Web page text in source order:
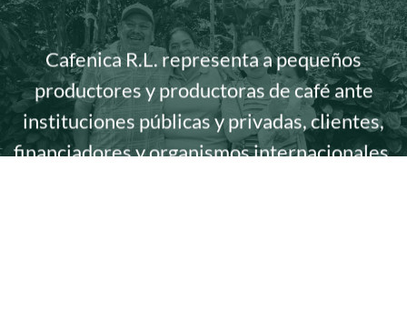
Cafenica R.L. representa a pequeños
productores y productoras de café ante
instituciones públicas y privadas, clientes,
financiadores y organismos internacionales.